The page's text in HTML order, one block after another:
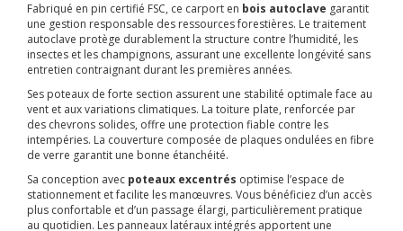
Fabriqué en pin certifié FSC, ce carport en bois autoclave garantit
une gestion responsable des ressources forestières. Le traitement
autoclave protège durablement la structure contre l’humidité, les
insectes et les champignons, assurant une excellente longévité sans
entretien contraignant durant les premières années.
Ses poteaux de forte section assurent une stabilité optimale face au
vent et aux variations climatiques. La toiture plate, renforcée par
des chevrons solides, offre une protection fiable contre les
intempéries. La couverture composée de plaques ondulées en fibre
de verre garantit une bonne étanchéité.
Sa conception avec poteaux excentrés optimise l’espace de
stationnement et facilite les manœuvres. Vous bénéficiez d’un accès
plus confortable et d’un passage élargi, particulièrement pratique
au quotidien. Les panneaux latéraux intégrés apportent une